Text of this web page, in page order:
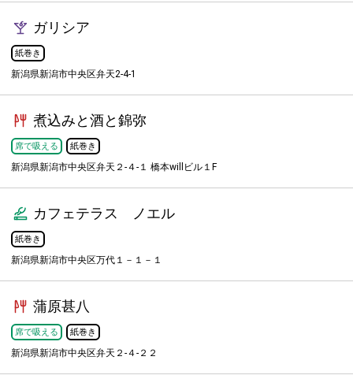
ガリシア
紙巻き
新潟県新潟市中央区弁天2-4-1
煮込みと酒と錦弥
席で吸える 紙巻き
新潟県新潟市中央区弁天２-４-１ 橋本willビル１F
カフェテラス ノエル
紙巻き
新潟県新潟市中央区万代１－１－１
蒲原甚八
席で吸える 紙巻き
新潟県新潟市中央区弁天２-４-２２